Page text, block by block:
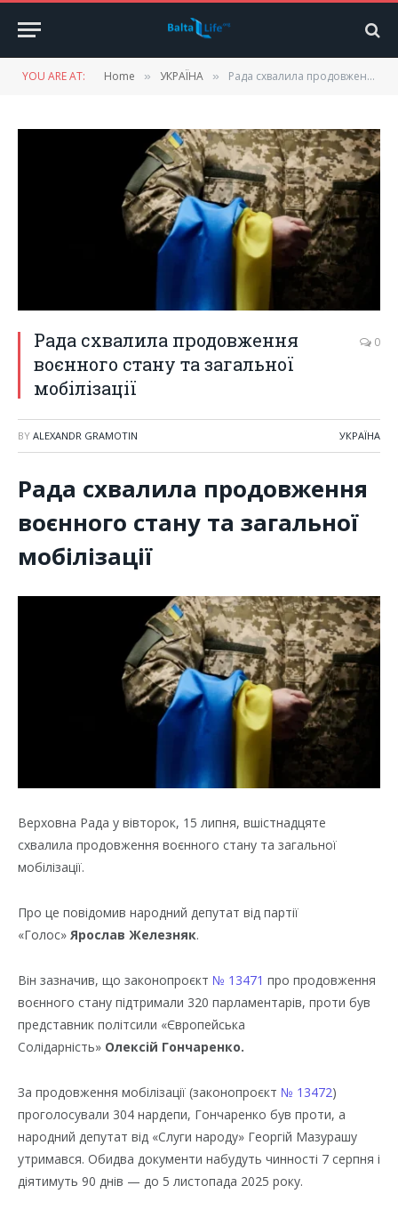
YOU ARE AT: Home » УКРАЇНА » Рада схвалила продовження воєнного стану та загальної мобілізації
Рада схвалила продовження
воєнного стану та загальної
мобілізації
0
BY ALEXANDR GRAMOTIN УКРАЇНА
Рада схвалила продовження
воєнного стану та загальної
мобілізації
Верховна Рада у вівторок, 15 липня, вшістнадцяте
схвалила продовження воєнного стану та загальної
мобілізації.
Про це повідомив народний депутат від партії
«Голос» Ярослав Железняк.
Він зазначив, що законопроєкт № 13471 про продовження
воєнного стану підтримали 320 парламентарів, проти був
представник політсили «Європейська
Солідарність» Олексій Гончаренко.
За продовження мобілізації (законопроєкт № 13472)
проголосували 304 нардепи, Гончаренко був проти, а
народний депутат від «Слуги народу» Георгій Мазурашу
утримався. Обидва документи набудуть чинності 7 серпня і
діятимуть 90 днів — до 5 листопада 2025 року.